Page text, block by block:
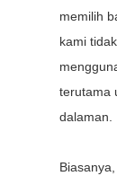
memilih
kami
terutama
dalaman.